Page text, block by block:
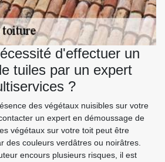
d'effectuer un
tuiles par un expert
?
des végétaux nuisibles sur votre
un expert en démoussage de
végétaux sur votre toit peut être
des couleurs verdâtres ou noirâtres.
encours plusieurs risques, il est